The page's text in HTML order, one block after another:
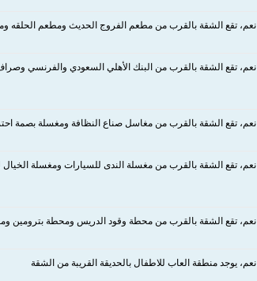
نعم، ​​​​​​​تقع الشقة بالقرب من مطعم الفروج الحديث ومطعم الحلقه
نعم، تقع الشقة بالقرب من البنك الأهلي السعودي والفرنسي
نعم، تقع الشقة بالقرب من مغاسل صناع النظافة ومغسلة بصمة
نعم، تقع الشقة بالقرب من مغسلة الندى للسيارات ومغسلة الخيال
نعم، تقع الشقة بالقرب من محطة وقود الدريس ومحطة بترومين
نعم، يوجد منطقة العاب للاطفال بالحديقة القريبة من الشقة